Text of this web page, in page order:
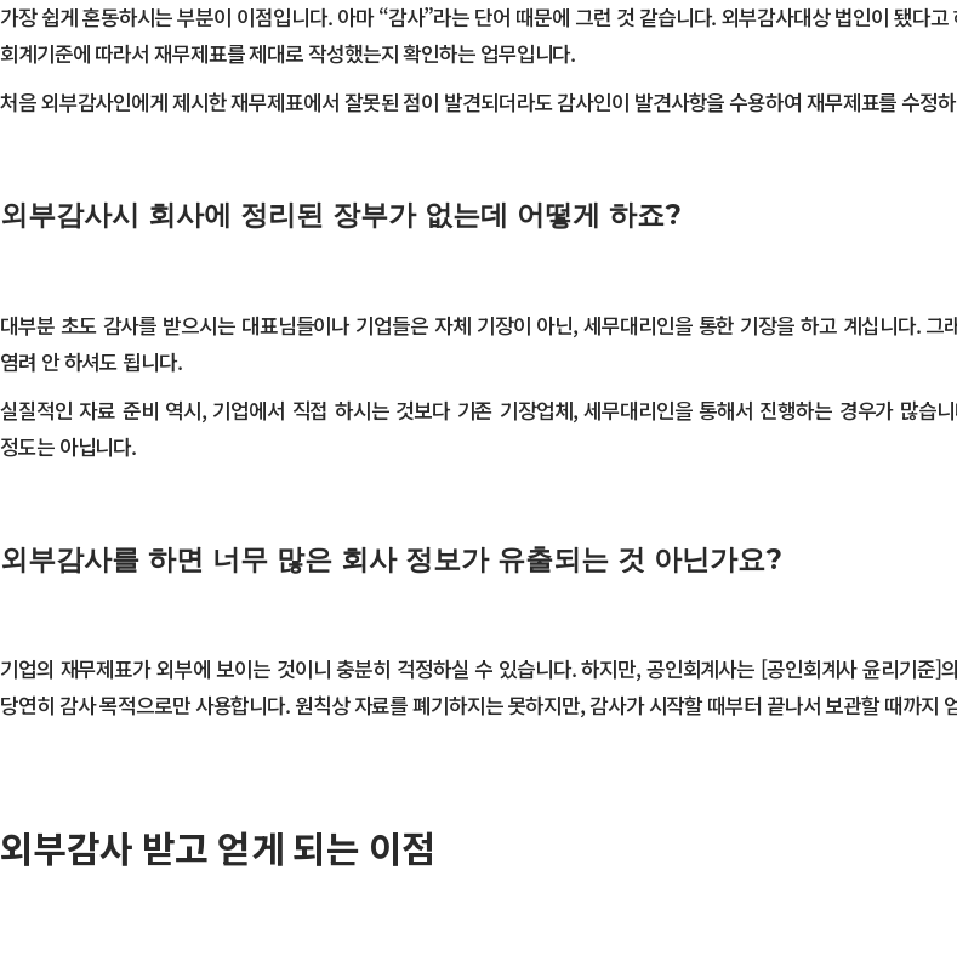
가장 쉽게 혼동하시는 부분이 이점입니다. 아마 “감사”라는 단어 때문에 그런 것 같습니다. 외부감사대상 법인이 됐다
회계기준에 따라서 재무제표를 제대로 작성했는지 확인하는 업무입니다.
처음 외부감사인에게 제시한 재무제표에서 잘못된 점이 발견되더라도 감사인이 발견사항을 수용하여 재무제표를 수
외부감사시 회사에 정리된 장부가 없는데 어떻게 하죠?
대부분 초도 감사를 받으시는 대표님들이나 기업들은 자체 기장이 아닌, 세무대리인을 통한 기장을 하고 계십니다.
염려 안 하셔도 됩니다.
실질적인 자료 준비 역시, 기업에서 직접 하시는 것보다 기존 기장업체, 세무대리인을 통해서 진행하는 경우가 많
정도는 아닙니다.
외부감사를 하면 너무 많은 회사 정보가 유출되는 것 아닌가요?
기업의 재무제표가 외부에 보이는 것이니 충분히 걱정하실 수 있습니다. 하지만, 공인회계사는 [공인회계사 윤리기
당연히 감사 목적으로만 사용합니다. 원칙상 자료를 폐기하지는 못하지만, 감사가 시작할 때부터 끝나서 보관할 때까지
외부감사 받고 얻게 되는 이점